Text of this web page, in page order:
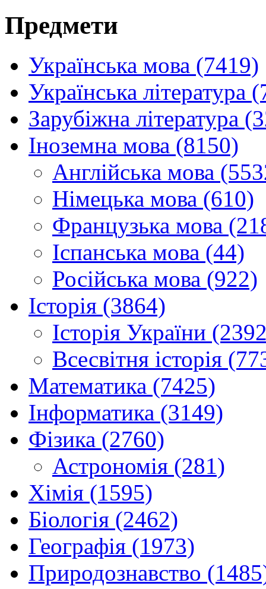
Предмети
Українська мова (7419)
Українська література
Зарубіжна література
Іноземна мова (8150)
Англійська мова
Німецька мова (610)
Французька мова
Іспанська мова (44)
Російська мова (922)
Історія (3864)
Історія України
Всесвітня історія
Математика (7425)
Інформатика (3149)
Фізика (2760)
Астрономія (281)
Хімія (1595)
Біологія (2462)
Географія (1973)
Природознавство